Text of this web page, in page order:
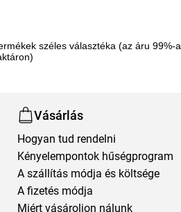
széles választéka (az áru 99%-a
Vásárlás
Hogyan tud rendelni
Kényelempontok hűségprogram
A szállítás módja és költsége
A fizetés módja
Miért vásároljon nálunk